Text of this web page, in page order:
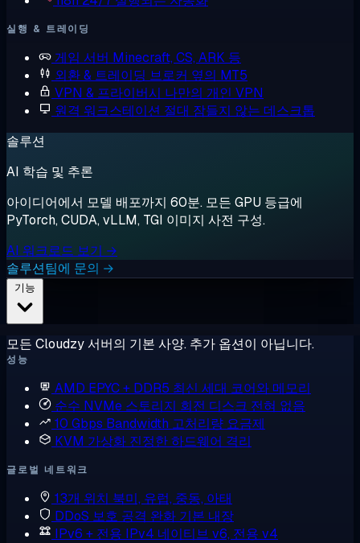
실행 & 트레이딩
게임 서버 Minecraft, CS, ARK 등
외환 & 트레이딩 브로커 옆의 MT5
VPN & 프라이버시 나만의 개인 VPN
원격 워크스테이션 절대 잠들지 않는 데스크톱
솔루션
AI 학습 및 추론
아이디어에서 모델 배포까지 60분. 모든 GPU 등급에
PyTorch, CUDA, vLLM, TGI 이미지 사전 구성.
AI 워크로드 보기 →
솔루션팀에 문의 →
모든 Cloudzy 서버의 기본 사양. 추가 옵션이 아닙니다.
성능
AMD EPYC + DDR5 최신 세대 코어와 메모리
순수 NVMe 스토리지 회전 디스크 전혀 없음
10 Gbps Bandwidth 고처리량 요금제
KVM 가상화 진정한 하드웨어 격리
글로벌 네트워크
13개 위치 북미, 유럽, 중동, 아태
DDoS 보호 공격 완화 기본 내장
IPv6 + 전용 IPv4 네이티브 v6, 전용 v4